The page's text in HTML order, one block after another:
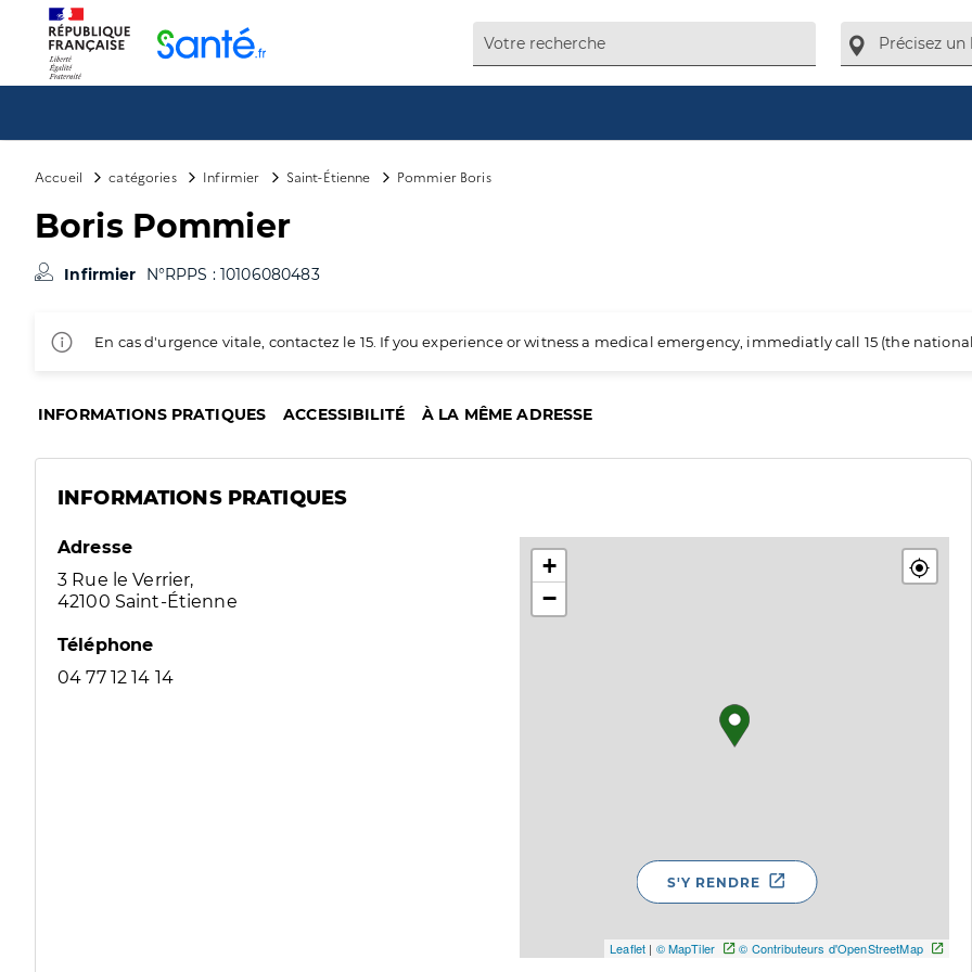
Accueil catégories Infirmier Saint-Étienne Pommier Boris
Boris Pommier
Infirmier N°RPPS : 10106080483
En cas d'urgence vitale, contactez le 15. If you experience or witness a medical emergency, immediatly call 15 (the
INFORMATIONS PRATIQUES ACCESSIBILITÉ À LA MÊME ADRESSE
INFORMATIONS PRATIQUES
Adresse
3 Rue le Verrier,
42100 Saint-Étienne
Téléphone
04 77 12 14 14
+
−
Leaflet | © MapTiler © Contributeurs d'OpenStreetMap
S'Y RENDRE
Panneau de gestion des cookies